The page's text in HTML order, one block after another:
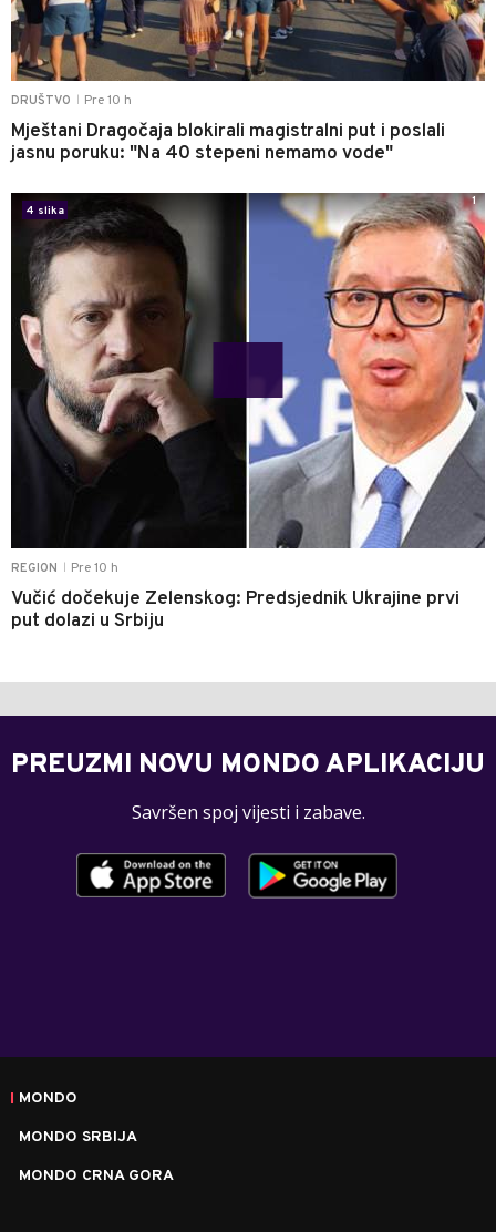
DRUŠTVO Pre 10 h
Mještani Dragočaja blokirali magistralni put i poslali
jasnu poruku: "Na 40 stepeni nemamo vode"
REGION Pre 10 h
Vučić dočekuje Zelenskog: Predsjednik Ukrajine prvi
put dolazi u Srbiju
4 slika
1
PREUZMI NOVU MONDO APLIKACIJU
Savršen spoj vijesti i zabave.
MONDO
MONDO SRBIJA
MONDO CRNA GORA